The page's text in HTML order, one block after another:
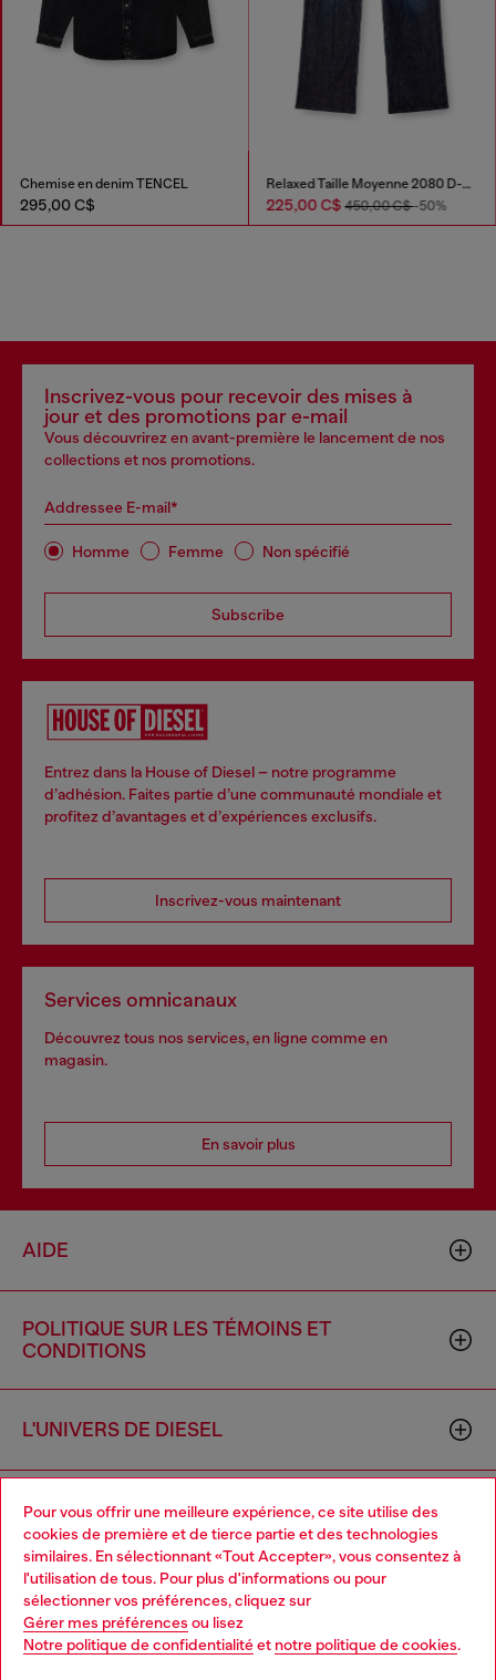
Pour vous offrir une meilleure expérience, ce site utilise des
cookies de première et de tierce partie et des technologies
similaires. En sélectionnant «Tout Accepter», vous consentez à
l'utilisation de tous. Pour plus d'informations ou pour
sélectionner vos préférences, cliquez sur
Gérer mes préférences ou lisez
Notre politique de confidentialitéet notre politique de cookies.
Chemise en denim TENCEL
295,00 C$
Relaxed Taille Moyenne 2080 D-Reel Joggjeans®
225,00 C$450,00 C$-50%
Inscrivez-vous pour recevoir des mises à
jour et des promotions par e-mail
Vous découvrirez en avant-première le lancement de nos
collections et nos promotions.
Addressee E-mail*
Homme Femme Non spécifié
Subscribe
Entrez dans la House of Diesel – notre programme
d’adhésion. Faites partie d’une communauté mondiale et
profitez d’avantages et d’expériences exclusifs.
Inscrivez-vous maintenant
Services omnicanaux
Découvrez tous nos services, en ligne comme en
magasin.
En savoir plus
AIDE
POLITIQUE SUR LES TÉMOINS ET
CONDITIONS
L'UNIVERS DE DIESEL
ENTREPRISE
Choose your location
You are currently browsing Canada website, but it seems you
may be based in United States